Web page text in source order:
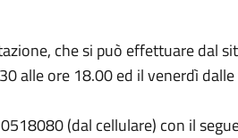
che si può effettuare dal
alle ore 18.00 ed il venerdì
(dal cellulare) con il